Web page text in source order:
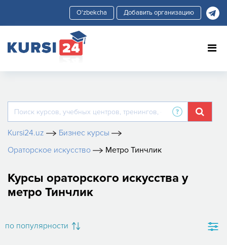
Добавить организацию
Kursi24.uz
Бизнес курсы
Ораторское искусство
Метро Тинчлик
Курсы ораторского искусства у
метро Тинчлик
по популярности